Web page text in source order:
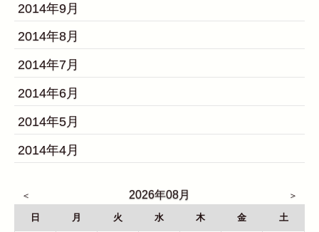
2014年9月
2014年8月
2014年7月
2014年6月
2014年5月
2014年4月
2026年08月
日 月 火 水 木 金 土